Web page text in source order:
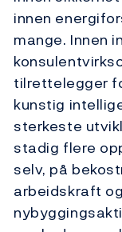
innen
mange. Innen
tilrettelegger
kunstig
sterkeste
stadig flere
selv, på
arbeidskraft